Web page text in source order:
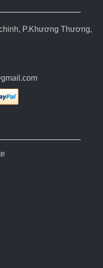
P.Khương Thương,